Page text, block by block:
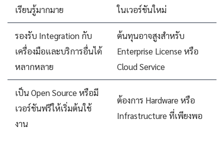
เรียนรู้มากมาย
ในเวอร์ชันใหม่
รองรับ Integration กับ
เครื่องมือและบริการอื่นได้
หลากหลาย
ต้นทุนอาจสูงสำหรับ
Enterprise License หรือ
Cloud Service
เป็น Open Source หรือมี
เวอร์ชันฟรีให้เริ่มต้นใช้
งาน
ต้องการ Hardware หรือ
Infrastructure ที่เพียงพอ